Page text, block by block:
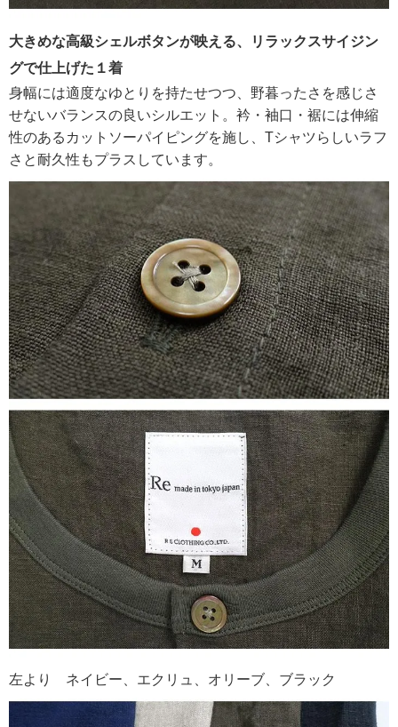
大きめな高級シェルボタンが映える、リラックスサイジン
グで仕上げた１着
身幅には適度なゆとりを持たせつつ、野暮ったさを感じさ
せないバランスの良いシルエット。衿・袖口・裾には伸縮
性のあるカットソーパイピングを施し、Tシャツらしいラフ
さと耐久性もプラスしています。
左より ネイビー、エクリュ、オリーブ、ブラック